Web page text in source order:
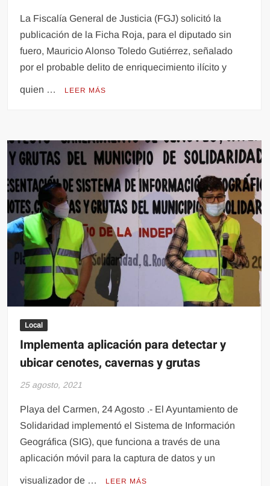
La Fiscalía General de Justicia (FGJ) solicitó la
publicación de la Ficha Roja, para el diputado sin
fuero, Mauricio Alonso Toledo Gutiérrez, señalado
por el probable delito de enriquecimiento ilícito y
quien … LEER MÁS
Local
Implementa aplicación para detectar y
ubicar cenotes, cavernas y grutas
25 agosto, 2021
Playa del Carmen, 24 Agosto .- El Ayuntamiento de
Solidaridad implementó el Sistema de Información
Geográfica (SIG), que funciona a través de una
aplicación móvil para la captura de datos y un
visualizador de … LEER MÁS